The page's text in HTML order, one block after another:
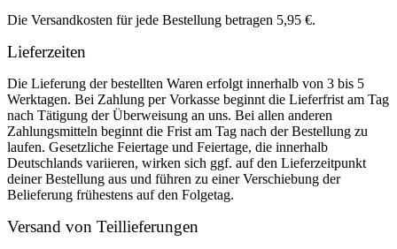
Die Versandkosten für jede Bestellung betragen 5,95 €.
Lieferzeiten
Die Lieferung der bestellten Waren erfolgt innerhalb von 3 bis 5
Werktagen. Bei Zahlung per Vorkasse beginnt die Lieferfrist am Tag
nach Tätigung der Überweisung an uns. Bei allen anderen
Zahlungsmitteln beginnt die Frist am Tag nach der Bestellung zu
laufen. Gesetzliche Feiertage und Feiertage, die innerhalb
Deutschlands variieren, wirken sich ggf. auf den Lieferzeitpunkt
deiner Bestellung aus und führen zu einer Verschiebung der
Belieferung frühestens auf den Folgetag.
Versand von Teillieferungen